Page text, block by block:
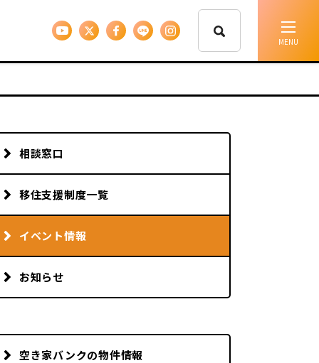
移住支援
相談窓口
移住支援制度一覧
イベント情報
お知らせ
空き家バンクの物件情報